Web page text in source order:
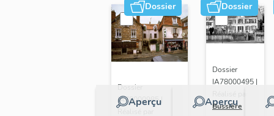
Dossier
Aperçu
Dossier
IA78000985 |
Dossier
Aperçu
Dossier
IA78000495 |
Bussière